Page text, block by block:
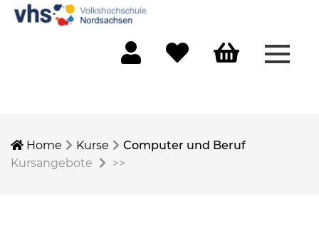
Home Kurse
Computer und Beruf
Kursangebote
>>